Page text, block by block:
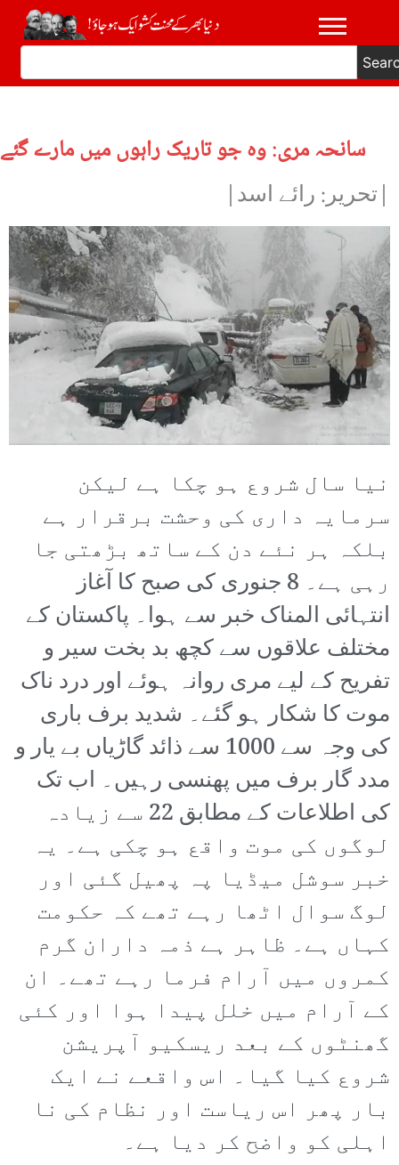
سانحہ مری: وہ جو تاریک راہوں میں مارے گئے
|تحریر: رائے اسد|
نیا سال شروع ہو چکا ہے لیکن
سرمایہ داری کی وحشت برقرار ہے
بلکہ ہر نئے دن کے ساتھ بڑھتی جا
رہی ہے۔ 8 جنوری کی صبح کا آغاز
انتہائی المناک خبر سے ہوا۔ پاکستان کے
مختلف علاقوں سے کچھ بد بخت سیر و
تفریح کے لیے مری روانہ ہوئے اور درد ناک
موت کا شکار ہو گئے۔ شدید برف باری
کی وجہ سے 1000 سے ذائد گاڑیاں بے یار و
مدد گار برف میں پھنسی رہیں۔ اب تک
کی اطلاعات کے مطابق 22 سے زیادہ
لوگوں کی موت واقع ہو چکی ہے۔ یہ
خبر سوشل میڈیا پہ پھیل گئی اور
لوگ سوال اٹھا رہے تھے کہ حکومت
کہاں ہے۔ ظاہر ہے ذمہ داران گرم
کمروں میں آرام فرما رہے تھے۔ ان
کے آرام میں خلل پیدا ہوا اور کئی
گھنٹوں کے بعد ریسکیو آپریشن
شروع کیا گیا۔ اس واقعے نے ایک
بار پھر اس ریاست اور نظام کی نا
اہلی کو واضح کر دیا ہے۔